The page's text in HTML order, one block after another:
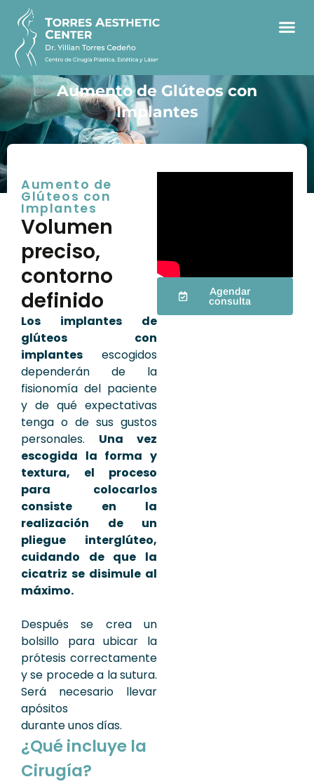
Aumento de Glúteos con
Implantes
Aumento de
Glúteos con
Implantes
Volumen
preciso,
contorno
definido
Los implantes de
glúteos con
implantes escogidos
dependerán de la
fisionomía del paciente
y de qué expectativas
tenga o de sus gustos
personales. Una vez
escogida la forma y
textura, el proceso
para colocarlos
consiste en la
realización de un
pliegue interglúteo,
cuidando de que la
cicatriz se disimule al
máximo.
Después se crea un
bolsillo para ubicar la
prótesis correctamente
y se procede a la sutura.
Será necesario llevar
apósitos
durante unos días.
¿Qué incluye la
Cirugía?
Agendar
consulta